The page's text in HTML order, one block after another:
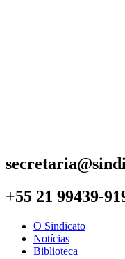
+55 21 99439-
O Sindicato
Notícias
Biblioteca